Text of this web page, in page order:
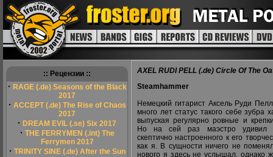
:: Рецензии ::
· RAGE (.de) Seasons of the Black
2017
· ACCEPT (.de) The Rise of Chaos
2017
· DREAM EVIL (.se) Six 2017
· THE FERRYMEN (.int) The
Ferrymen 2017
· TRINITY SINE (.de) After the Sun
AXEL RUDI PELL (.de) Circle Of The
Steamhammer
Немецкий гитарист Аксель Руди
много лет статус такого себе зубра
выпуская регулярно ровные и
Но на сей раз маэстро удивил
скептично настроенного к его
как я. В сущности ничего не
нового я здесь не услышал, однако